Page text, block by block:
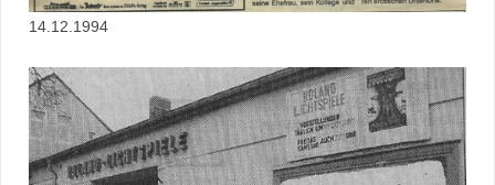
14.12.1994